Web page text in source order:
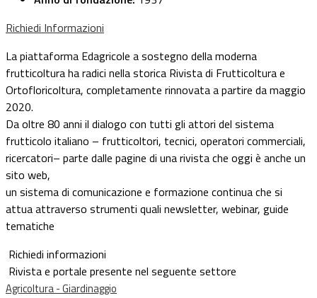
Richiedi Informazioni
La piattaforma Edagricole a sostegno della moderna
frutticoltura ha radici nella storica Rivista di Frutticoltura e
Ortofloricoltura, completamente rinnovata a partire da maggio
2020.
Da oltre 80 anni il dialogo con tutti gli attori del sistema
frutticolo italiano – frutticoltori, tecnici, operatori commerciali,
ricercatori– parte dalle pagine di una rivista che oggi è anche un
sito web,
un sistema di comunicazione e formazione continua che si
attua attraverso strumenti quali newsletter, webinar, guide
tematiche
Richiedi informazioni
Rivista e portale presente nel seguente settore
Agricoltura - Giardinaggio